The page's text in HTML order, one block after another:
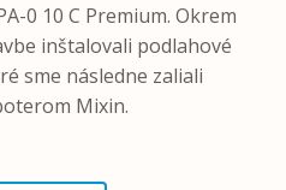
0 10 C Premium. Okrem
inštalovali podlahové
sme následne zaliali
Mixin.